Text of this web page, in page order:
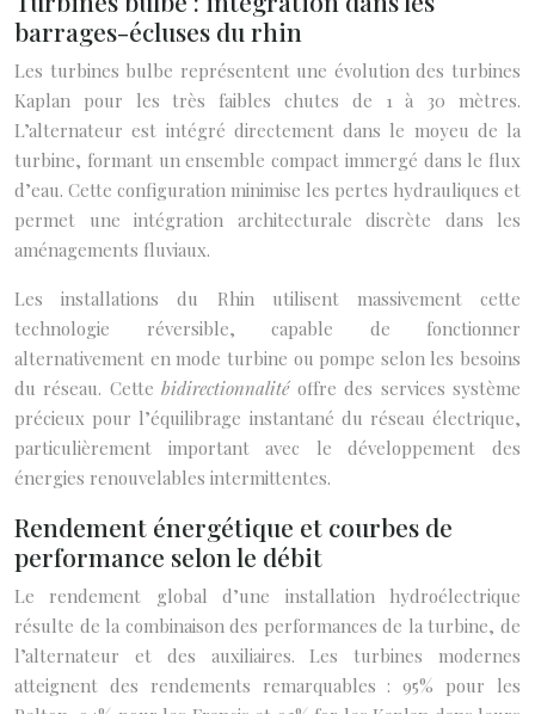
barrages-écluses du rhin
Les turbines bulbe représentent une évolution des turbines
Kaplan pour les très faibles chutes de 1 à 30 mètres.
L’alternateur est intégré directement dans le moyeu de la
turbine, formant un ensemble compact immergé dans le flux
d’eau. Cette configuration minimise les pertes hydrauliques et
permet une intégration architecturale discrète dans les
aménagements fluviaux.
Les installations du Rhin utilisent massivement cette
technologie réversible, capable de fonctionner
alternativement en mode turbine ou pompe selon les besoins
du réseau. Cettebidirectionnalité offre des services système
précieux pour l’équilibrage instantané du réseau électrique,
particulièrement important avec le développement des
énergies renouvelables intermittentes.
Rendement énergétique et courbes de
performance selon le débit
Le rendement global d’une installation hydroélectrique
résulte de la combinaison des performances de la turbine, de
l’alternateur et des auxiliaires. Les turbines modernes
atteignent des rendements remarquables : 95% pour les